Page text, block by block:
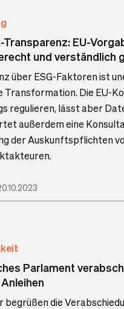
Transparenz: EU-
und verständlich
über ESG-Faktoren ist
Transformation. Die EU-
regulieren, lässt aber
außerdem eine
der Auskunftspflichten
Parlament
begrüßen die